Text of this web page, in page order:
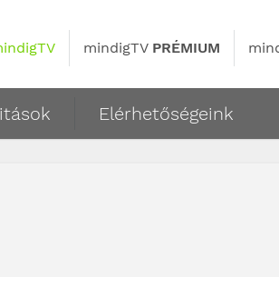
mindigTV PRÉMIUM
Elérhetőségeink